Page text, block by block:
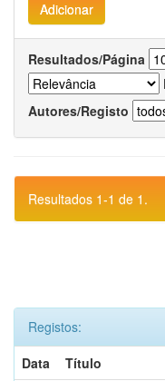
Resultados/Página
Autores/Registo
Resultados 1-1 de 1.
Registos:
Data
Título